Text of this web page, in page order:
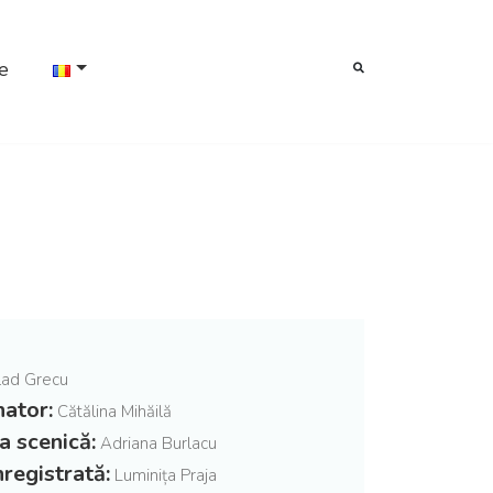
Grecu
Cătălina Mihăilă
scenică:Adriana Burlacu
Luminița Praja